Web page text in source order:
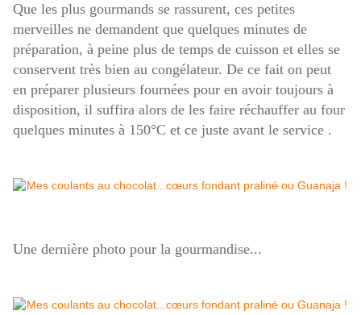
Que les plus gourmands se rassurent, ces petites
merveilles ne demandent que quelques minutes de
préparation, à peine plus de temps de cuisson et elles se
conservent très bien au congélateur. De ce fait on peut
en préparer plusieurs fournées pour en avoir toujours à
disposition, il suffira alors de les faire réchauffer au four
quelques minutes à 150°C et ce juste avant le service .
Une dernière photo pour la gourmandise...